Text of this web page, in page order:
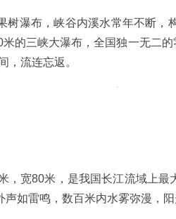
树瀑布，峡谷内溪水常年不断，
的三峡大瀑布，全国独一无二的
，流连忘返。
，宽80米，是我国长江流域上
如雷鸣，数百米内水雾弥漫，